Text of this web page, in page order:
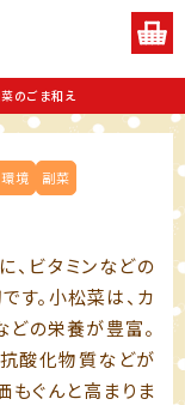
のごま和え
境 副菜
、ビタミンなどの
す。小松菜は、カ
どの栄養が豊富。
抗酸化物質などが
ぐんと高まりま